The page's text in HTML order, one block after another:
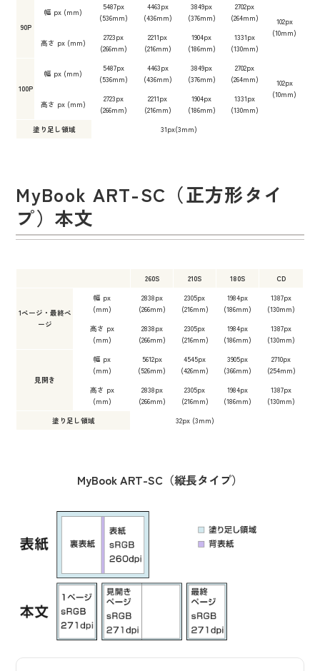
90P
幅 px (mm)
5487px
(536mm)
4463px
(436mm)
3849px
(376mm)
2702px
(264mm)
102px
(10mm)
高さ px (mm)
2723px
(266mm)
2211px
(216mm)
1904px
(186mm)
1331px
(130mm)
100P
幅 px (mm)
5487px
(536mm)
4463px
(436mm)
3849px
(376mm)
2702px
(264mm)
102px
(10mm)
高さ px (mm)
2723px
(266mm)
2211px
(216mm)
1904px
(186mm)
1331px
(130mm)
塗り足し領域
31px(3mm)
MyBook ART-SC（正方形タイ
プ）本文
260S 210S 180S CD
1ページ・最終ペ
ージ
幅 px
(mm)
2838px
(266mm)
2305px
(216mm)
1984px
(186mm)
1387px
(130mm)
高さ px
(mm)
2838px
(266mm)
2305px
(216mm)
1984px
(186mm)
1387px
(130mm)
見開き
幅 px
(mm)
5612px
(526mm)
4545px
(426mm)
3905px
(366mm)
2710px
(254mm)
高さ px
(mm)
2838px
(266mm)
2305px
(216mm)
1984px
(186mm)
1387px
(130mm)
塗り足し領域
32px (3mm)
MyBook ART-SC（縦長タイプ）